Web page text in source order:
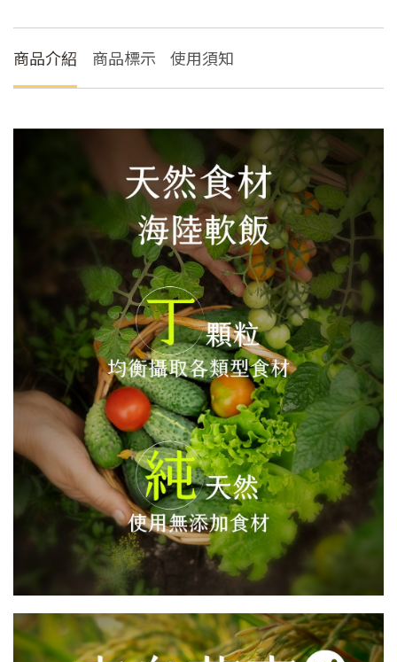
數
量
商品介紹 商品標示 使用須知